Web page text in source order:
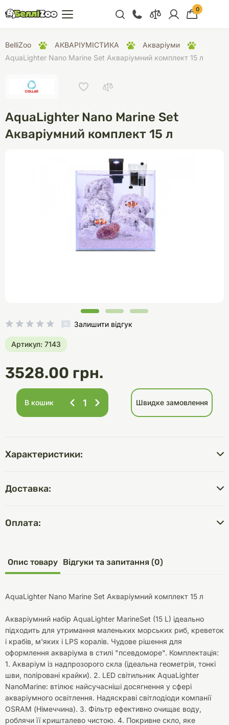
+38 (068) 300 91 91
Відділ продажу
+38 (099) 300 91 91
Відділ підтримки
+38 (068) 479 28
76
0
BelliZoo АКВАРІУМІСТИКА
Акваріуми
AquaLighter Nano Marine Set Акваріумний комплект 15 л
AquaLighter Nano Marine Set
Акваріумний комплект 15 л
Залишити відгук
Артикул: 7143
3528.00 грн.
В кошик Швидке замовлення
Характеристики:
Доставка:
Оплата:
Опис товару Відгуки та запитання (0)
AquaLighter Nano Marine Set Акваріумний комплект 15 л
Акваріумний набір AquaLighter MarineSet (15 L) ідеально
підходить для утримання маленьких морських риб, креветок
і крабів, м'яких і LPS коралів. Чудове рішення для
оформлення акваріума в стилі "псевдоморе". Комплектація:
1. Акваріум із надпрозорого скла (ідеальна геометрія, тонкі
шви, поліровані крайки). 2. LED світильник AquaLighter
NanoMarine: втілює найсучасніші досягнення у сфері
акваріумного освітлення. Надяскраві світлодіоди компанії
OSRAM (Німеччина). 3. Фільтр ефективно очищає воду,
роблячи її кришталево чистою. 4. Покривне скло, яке